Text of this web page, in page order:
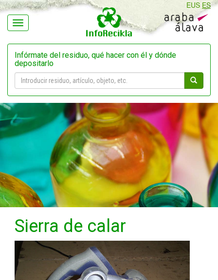
Navegación
EUS ES
Infórmate del residuo, qué hacer con él y dónde
depositarlo
Sierra de calar